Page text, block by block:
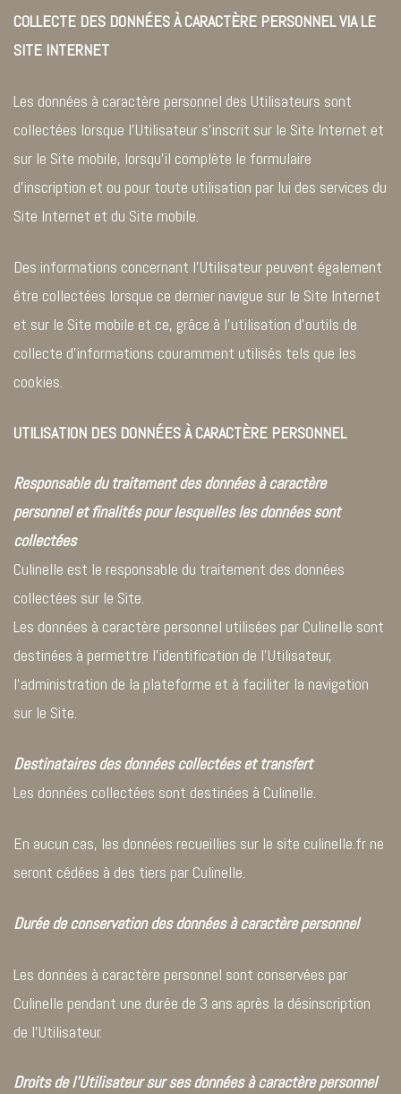
COLLECTE DES DONNÉES À CARACTÈRE PERSONNEL VIA LE
SITE INTERNET
Les données à caractère personnel des Utilisateurs sont
collectées lorsque l’Utilisateur s’inscrit sur le Site Internet et
sur le Site mobile, lorsqu’il complète le formulaire
d’inscription et ou pour toute utilisation par lui des services du
Site Internet et du Site mobile.
Des informations concernant l’Utilisateur peuvent également
être collectées lorsque ce dernier navigue sur le Site Internet
et sur le Site mobile et ce, grâce à l’utilisation d’outils de
collecte d’informations couramment utilisés tels que les
cookies.
UTILISATION DES DONNÉES À CARACTÈRE PERSONNEL
Responsable du traitement des données à caractère
personnel et finalités pour lesquelles les données sont
collectées
Culinelle est le responsable du traitement des données
collectées sur le Site.
Les données à caractère personnel utilisées par Culinelle sont
destinées à permettre l’identification de l’Utilisateur,
l’administration de la plateforme et à faciliter la navigation
sur le Site.
Destinataires des données collectées et transfert
Les données collectées sont destinées à Culinelle.
En aucun cas, les données recueillies sur le site culinelle.fr ne
seront cédées à des tiers par Culinelle.
Durée de conservation des données à caractère personnel
Les données à caractère personnel sont conservées par
Culinelle pendant une durée de 3 ans après la désinscription
de l’Utilisateur.
Droits de l’Utilisateur sur ses données à caractère personnel